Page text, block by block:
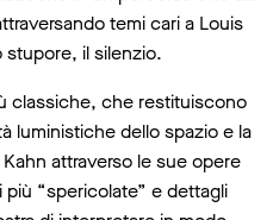
temi cari a Louis
stupore, il silenzio.
classiche, che restituiscono
luministiche dello spazio e la
attraverso le sue opere
“spericolate” e dettagli